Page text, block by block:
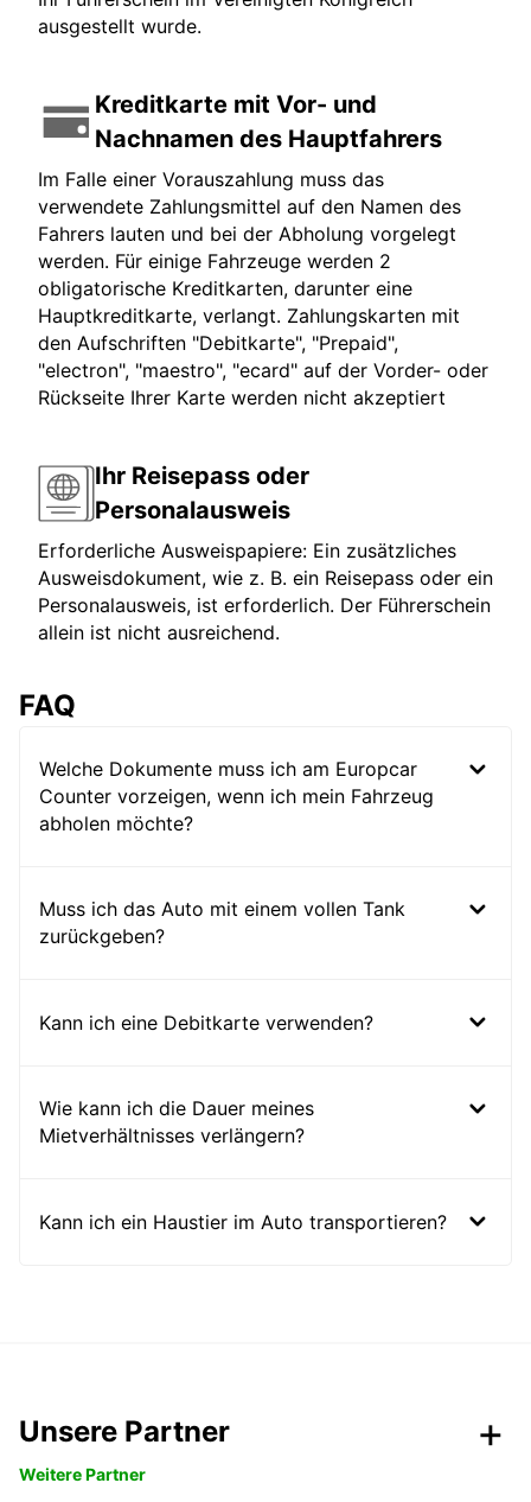
ausgestellt wurde.
Kreditkarte mit Vor- und
Nachnamen des Hauptfahrers
Im Falle einer Vorauszahlung muss das
verwendete Zahlungsmittel auf den Namen des
Fahrers lauten und bei der Abholung vorgelegt
werden. Für einige Fahrzeuge werden 2
obligatorische Kreditkarten, darunter eine
Hauptkreditkarte, verlangt. Zahlungskarten mit
den Aufschriften "Debitkarte", "Prepaid",
"electron", "maestro", "ecard" auf der Vorder- oder
Rückseite Ihrer Karte werden nicht akzeptiert
Ihr Reisepass oder
Personalausweis
Erforderliche Ausweispapiere: Ein zusätzliches
Ausweisdokument, wie z. B. ein Reisepass oder ein
Personalausweis, ist erforderlich. Der Führerschein
allein ist nicht ausreichend.
FAQ
Welche Dokumente muss ich am Europcar
Counter vorzeigen, wenn ich mein Fahrzeug
abholen möchte?
Muss ich das Auto mit einem vollen Tank
zurückgeben?
Kann ich eine Debitkarte verwenden?
Wie kann ich die Dauer meines
Mietverhältnisses verlängern?
Kann ich ein Haustier im Auto transportieren?
Unsere Partner
Weitere Partner